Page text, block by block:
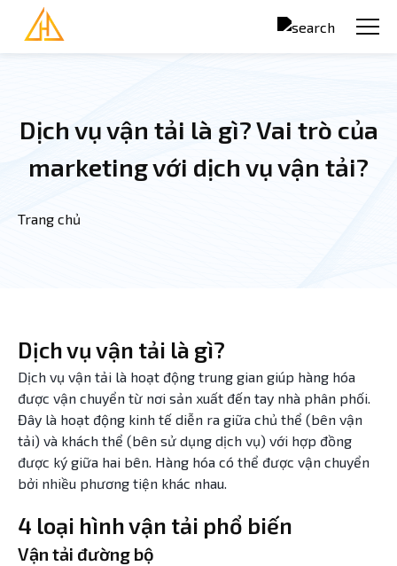
Nhảy đến nội dung
Dịch vụ vận tải là gì? Vai trò của
marketing với dịch vụ vận tải?
Bạn đang ở đây
Trang chủ
Dịch vụ vận tải là gì?
Dịch vụ vận tải là hoạt động trung gian giúp hàng hóa
được vận chuyển từ nơi sản xuất đến tay nhà phân phối.
Đây là hoạt động kinh tế diễn ra giữa chủ thể (bên vận
tải) và khách thể (bên sử dụng dịch vụ) với hợp đồng
được ký giữa hai bên. Hàng hóa có thể được vận chuyển
bởi nhiều phương tiện khác nhau.
4 loại hình vận tải phổ biến
Vận tải đường bộ